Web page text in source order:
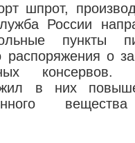
шпрот,
России
пункты
о
консервов.
в них